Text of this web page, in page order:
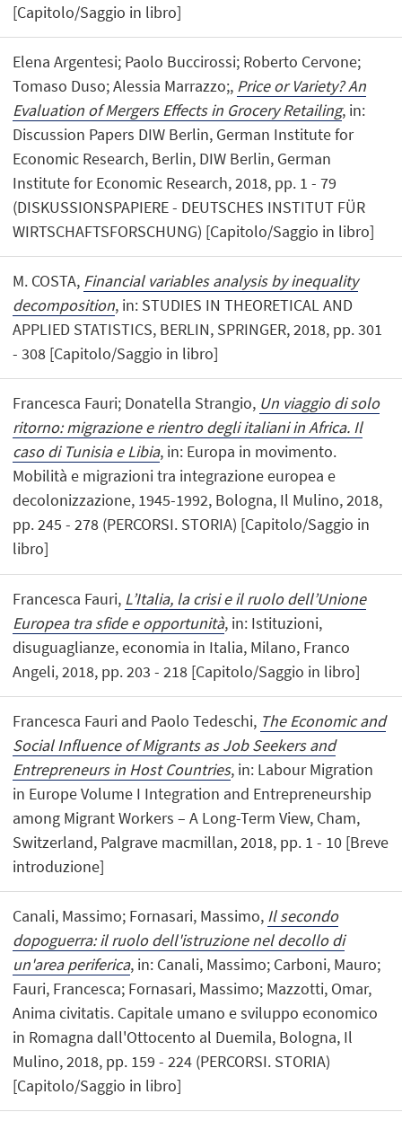
[Capitolo/Saggio in libro]
Elena Argentesi; Paolo Buccirossi; Roberto Cervone;
Tomaso Duso; Alessia Marrazzo;, Price or Variety? An
Evaluation of Mergers Effects in Grocery Retailing, in:
Discussion Papers DIW Berlin, German Institute for
Economic Research, Berlin, DIW Berlin, German
Institute for Economic Research, 2018, pp. 1 - 79
(DISKUSSIONSPAPIERE - DEUTSCHES INSTITUT FÜR
WIRTSCHAFTSFORSCHUNG) [Capitolo/Saggio in libro]
M. COSTA, Financial variables analysis by inequality
decomposition, in: STUDIES IN THEORETICAL AND
APPLIED STATISTICS, BERLIN, SPRINGER, 2018, pp. 301
- 308 [Capitolo/Saggio in libro]
Francesca Fauri; Donatella Strangio, Un viaggio di solo
ritorno: migrazione e rientro degli italiani in Africa. Il
caso di Tunisia e Libia, in: Europa in movimento.
Mobilità e migrazioni tra integrazione europea e
decolonizzazione, 1945-1992, Bologna, Il Mulino, 2018,
pp. 245 - 278 (PERCORSI. STORIA) [Capitolo/Saggio in
libro]
Francesca Fauri, L’Italia, la crisi e il ruolo dell’Unione
Europea tra sfide e opportunità, in: Istituzioni,
disuguaglianze, economia in Italia, Milano, Franco
Angeli, 2018, pp. 203 - 218 [Capitolo/Saggio in libro]
Francesca Fauri and Paolo Tedeschi, The Economic and
Social Influence of Migrants as Job Seekers and
Entrepreneurs in Host Countries, in: Labour Migration
in Europe Volume I Integration and Entrepreneurship
among Migrant Workers – A Long-Term View, Cham,
Switzerland, Palgrave macmillan, 2018, pp. 1 - 10 [Breve
introduzione]
Canali, Massimo; Fornasari, Massimo, Il secondo
dopoguerra: il ruolo dell'istruzione nel decollo di
un'area periferica, in: Canali, Massimo; Carboni, Mauro;
Fauri, Francesca; Fornasari, Massimo; Mazzotti, Omar,
Anima civitatis. Capitale umano e sviluppo economico
in Romagna dall'Ottocento al Duemila, Bologna, Il
Mulino, 2018, pp. 159 - 224 (PERCORSI. STORIA)
[Capitolo/Saggio in libro]